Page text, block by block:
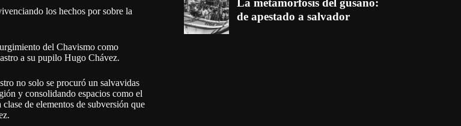
los hechos por sobre la
del Chavismo como
a su pupilo Hugo Chávez.
no solo se procuró un salvavidas
y consolidando espacios como el
de elementos de subversión que